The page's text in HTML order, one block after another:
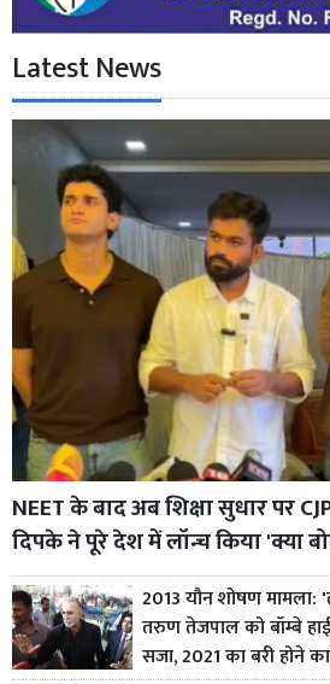
Latest News
NEET के बाद अब शिक्षा सुधार पर
दिपके ने पूरे देश में लॉन्च किया 'क्या
2013 यौन शोषण
तरुण तेजपाल को बॉम्बे
सजा, 2021 का बरी होने